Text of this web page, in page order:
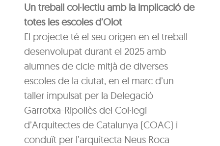
Un treball col·lectiu amb la implicació de
totes les escoles d’Olot
El projecte té el seu origen en el treball
desenvolupat durant el 2025 amb
alumnes de cicle mitjà de diverses
escoles de la ciutat, en el marc d’un
taller impulsat per la Delegació
Garrotxa-Ripollès del Col·legi
d’Arquitectes de Catalunya (COAC) i
conduït per l’arquitecta Neus Roca